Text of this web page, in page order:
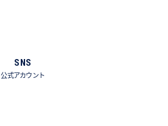
SNS
公式アカウント